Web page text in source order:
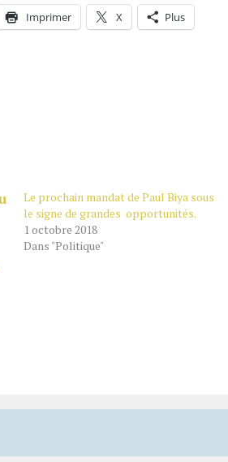
Imprimer X Plus
Le prochain mandat de Paul Biya sous
le signe de grandes opportunités.
1 octobre 2018
Dans "Politique"